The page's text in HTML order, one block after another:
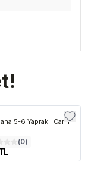
5-6 Yapraklı Canlı
(0)